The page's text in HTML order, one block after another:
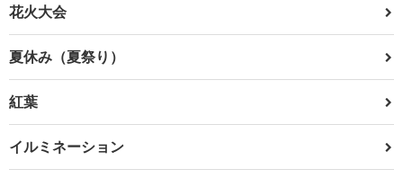
花火大会
夏休み（夏祭り）
紅葉
イルミネーション